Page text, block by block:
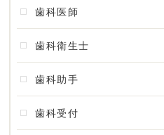
歯科医師
歯科衛生士
歯科助手
歯科受付